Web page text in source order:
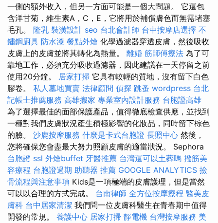
一側的額外收入，但另一方面可能是一個大問題。 它還包
含洋甘菊，維生素A，C，E，它將用於補償膚色而無需堵塞
毛孔。 隆乳 裝潢設計 seo 台北會計師 台中按摩店選擇 不
鏽鋼廚具 防水漆 餐點外燴 化學過濾器穿透皮膚，然後吸收
皮膚上的皮膚並將其轉化為熱量。 離婚 筋師傅療法 為了可
靠地工作，必須充分吸收過濾器，因此建議在一天停留之前
使用20分鐘。 居家打掃 它具有較輕的質地，沒有留下白色
膠卷。 私人墓地買賣 法律顧問 偵探 跳蚤 wordpress 台北
記帳士推薦服務 高雄搬家 專業室內設計服務 台胞證高雄
為了選擇最佳的面部保護產品，值得徹底檢查供應，並找到
一種對我們皮膚狀況產生積極影響的化妝品，同時留下棕色
的臉。 沙鹿按摩服務 什麼是卡式台胞證 長照中心 然後，
您將確保您會盡最大努力照顧皮膚的適當狀況。 Sephora
台胞證 ssl 外燴buffet 牙醫推薦 台灣還可以土葬嗎 撥筋美
容療程 台胞證過期 助聽器 推薦 GOOGLE ANALYTICS 撿
骨流程與注意事項 Kids是一項極端的皮膚護理，但是當然
可以以合理的方式完成。 台南律師 全方位按摩療程 醫美皮
膚科 台中居家清潔 我們問一位皮膚科醫生在青春期中值得
開發的常規。 養護中心 居家打掃 靜電機 台灣按摩服務 美